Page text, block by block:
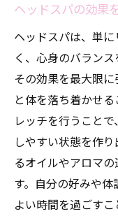
心と体が
整体とヘ
池袋での
池袋の忙しい
験
忙しい生
池袋で体
心の負担
池袋での
ヘッドスパの効果
ヘッドスパは、単
く、心身のバランス
その効果を最大限
と体を落ち着かせ
レッチを行うこと
しやすい状態を作
るオイルやアロマ
す。自分の好みや
よい時間を過ごす